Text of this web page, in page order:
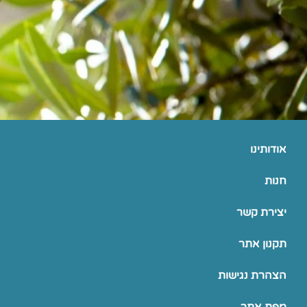
אודותינו
חנות
יצירת קשר
תקנון אתר
הצהרת נגישות